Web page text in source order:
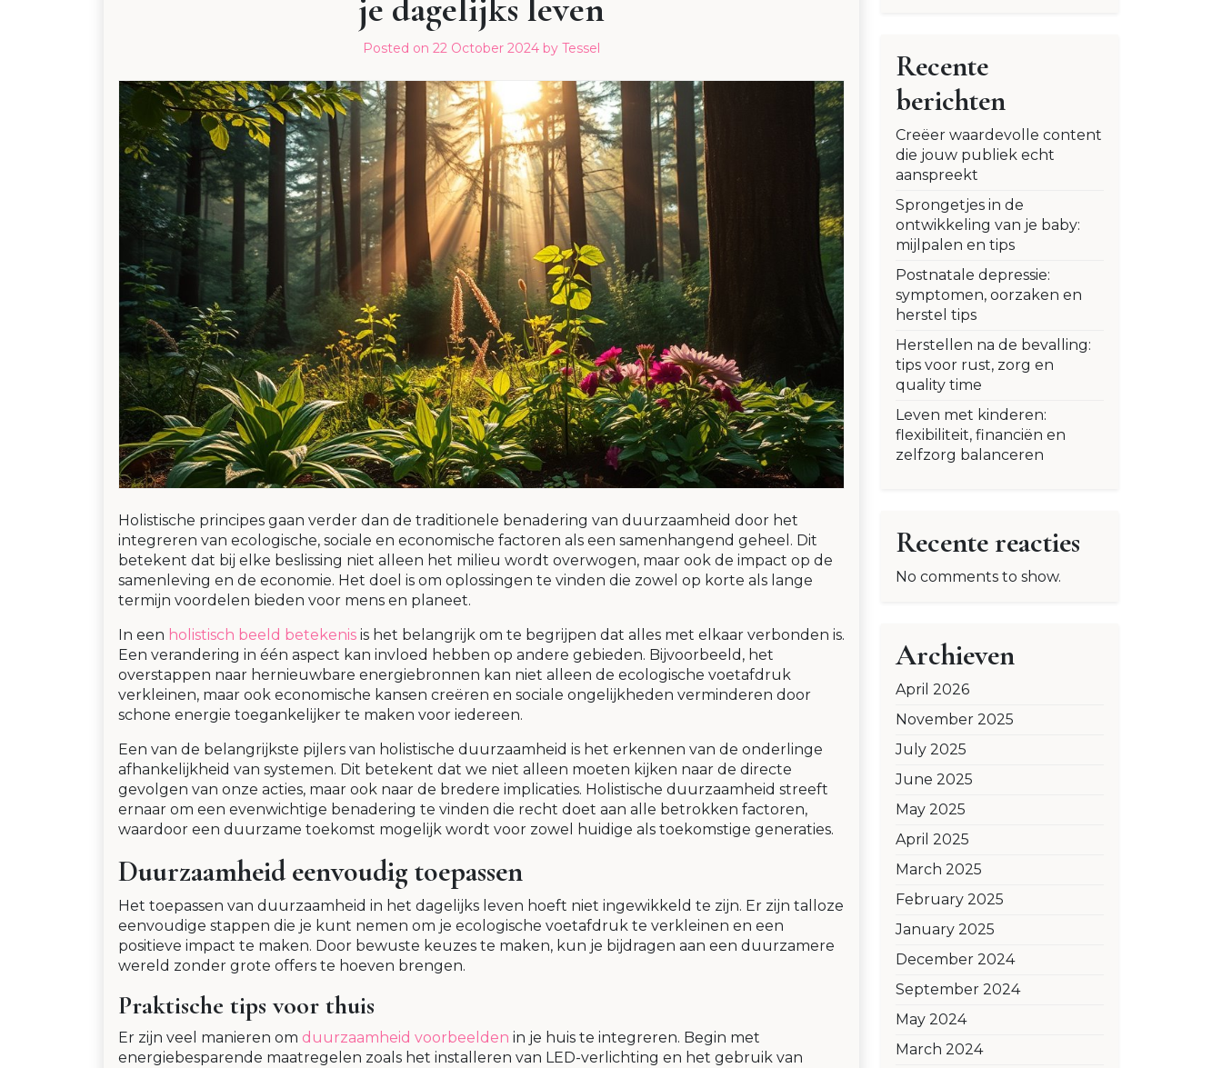
je dagelijks leven
Posted on 22 October 2024 by Tessel
Holistische principes gaan verder dan de traditionele benadering van duurzaamheid door het
integreren van ecologische, sociale en economische factoren als een samenhangend geheel. Dit
betekent dat bij elke beslissing niet alleen het milieu wordt overwogen, maar ook de impact op de
samenleving en de economie. Het doel is om oplossingen te vinden die zowel op korte als lange
termijn voordelen bieden voor mens en planeet.
In een holistisch beeld betekenis is het belangrijk om te begrijpen dat alles met elkaar verbonden is.
Een verandering in één aspect kan invloed hebben op andere gebieden. Bijvoorbeeld, het
overstappen naar hernieuwbare energiebronnen kan niet alleen de ecologische voetafdruk
verkleinen, maar ook economische kansen creëren en sociale ongelijkheden verminderen door
schone energie toegankelijker te maken voor iedereen.
Een van de belangrijkste pijlers van holistische duurzaamheid is het erkennen van de onderlinge
afhankelijkheid van systemen. Dit betekent dat we niet alleen moeten kijken naar de directe
gevolgen van onze acties, maar ook naar de bredere implicaties. Holistische duurzaamheid streeft
ernaar om een evenwichtige benadering te vinden die recht doet aan alle betrokken factoren,
waardoor een duurzame toekomst mogelijk wordt voor zowel huidige als toekomstige generaties.
Duurzaamheid eenvoudig toepassen
Het toepassen van duurzaamheid in het dagelijks leven hoeft niet ingewikkeld te zijn. Er zijn talloze
eenvoudige stappen die je kunt nemen om je ecologische voetafdruk te verkleinen en een
positieve impact te maken. Door bewuste keuzes te maken, kun je bijdragen aan een duurzamere
wereld zonder grote offers te hoeven brengen.
Praktische tips voor thuis
Er zijn veel manieren om duurzaamheid voorbeelden in je huis te integreren. Begin met
energiebesparende maatregelen zoals het installeren van LED-verlichting en het gebruik van
Recente
berichten
Creëer waardevolle content
die jouw publiek echt
aanspreekt
Sprongetjes in de
ontwikkeling van je baby:
mijlpalen en tips
Postnatale depressie:
symptomen, oorzaken en
herstel tips
Herstellen na de bevalling:
tips voor rust, zorg en
quality time
Leven met kinderen:
flexibiliteit, financiën en
zelfzorg balanceren
Recente reacties
No comments to show.
Archieven
April 2026
November 2025
July 2025
June 2025
May 2025
April 2025
March 2025
February 2025
January 2025
December 2024
September 2024
May 2024
March 2024